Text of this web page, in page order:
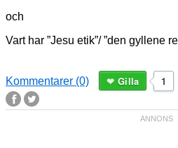
och
Vart har ”Jesu etik”/ ”den gyllene
Kommentarer (0) 1
Gilla